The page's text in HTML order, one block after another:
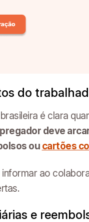
do
é clara
deve
ou cartões
ao
e